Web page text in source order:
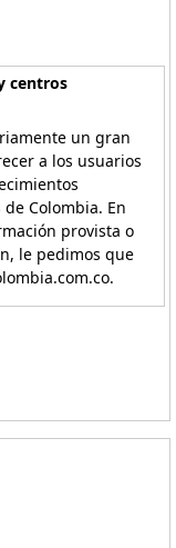
centros
un gran
a los usuarios
Colombia. En
provista o
le pedimos que